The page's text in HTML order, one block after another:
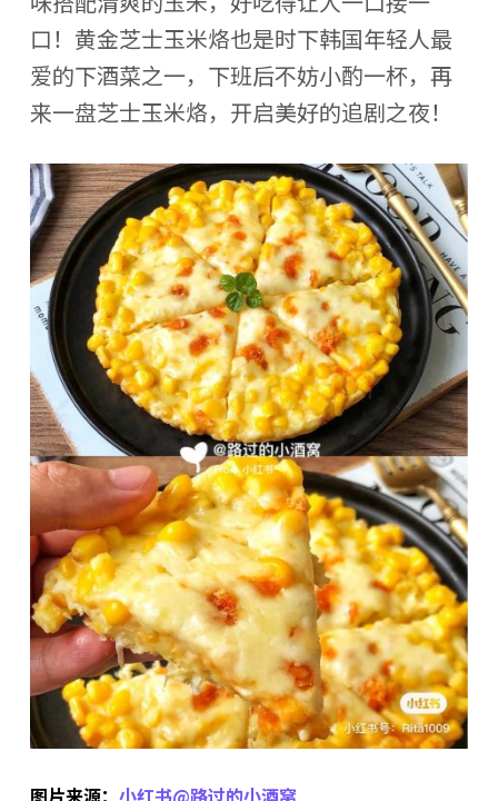
口！黄金芝士玉米烙也是时下韩国年轻人最
爱的下酒菜之一，下班后不妨小酌一杯，再
来一盘芝士玉米烙，开启美好的追剧之夜！
图片来源： 小红书@路过的小酒窝